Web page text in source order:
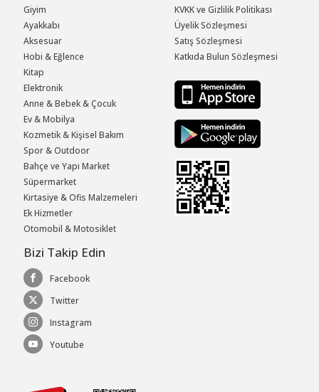
Giyim
Ayakkabı
Aksesuar
Hobi & Eğlence
Kitap
Elektronik
Anne & Bebek & Çocuk
Ev & Mobilya
Kozmetik & Kişisel Bakım
Spor & Outdoor
Bahçe ve Yapı Market
Süpermarket
Kırtasiye & Ofis Malzemeleri
Ek Hizmetler
Otomobil & Motosiklet
KVKK ve Gizlilik Politikası
Üyelik Sözleşmesi
Satış Sözleşmesi
Katkıda Bulun Sözleşmesi
Bizi Takip Edin
Facebook
Twitter
Instagram
Youtube